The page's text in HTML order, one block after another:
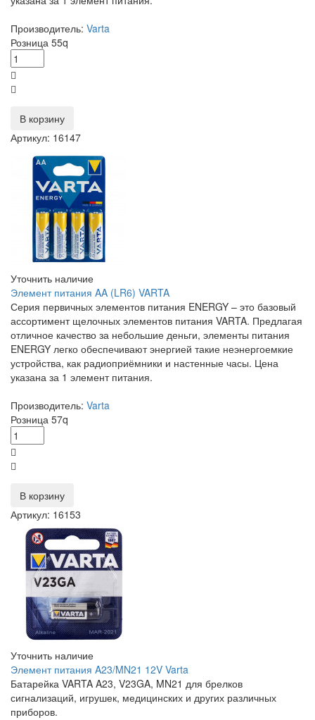
Производитель: Varta
Розница 55q
В корзину
Артикул: 16147
Уточнить наличие
Элемент питания AA (LR6) VARTA
Серия первичных элементов питания ENERGY – это базовый
ассортимент щелочных элементов питания VARTA. Предлагая
отличное качество за небольшие деньги, элементы питания
ENERGY легко обеспечивают энергией такие неэнергоемкие
устройства, как радиоприёмники и настенные часы. Цена
указана за 1 элемент питания.
Производитель: Varta
Розница 57q
В корзину
Артикул: 16153
Уточнить наличие
Элемент питания A23/MN21 12V Varta
Батарейка VARTA A23, V23GA, MN21 для брелков
сигнализаций, игрушек, медицинских и других различных
приборов.